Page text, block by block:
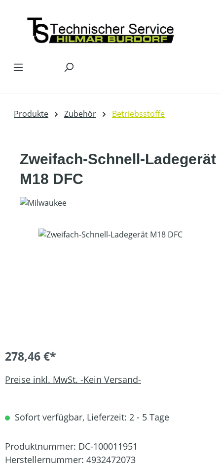
Produkte Zubehör Betriebsstoffe
Zweifach-Schnell-Ladegerät
M18 DFC
Bildergalerie überspringen
278,46 €*
Preise inkl. MwSt. -Kein Versand-
Sofort verfügbar, Lieferzeit: 2 - 5 Tage
Produktnummer: DC-100011951
Herstellernummer: 4932472073